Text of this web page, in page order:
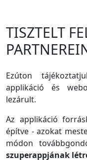
TISZTELT
Ezúton
applikáció és
lezárult.
Az applikáció
építve - azokat
módon
szuperappjának